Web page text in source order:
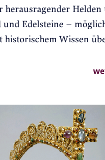
herausragender Helden
und Edelsteine –
historischem Wissen